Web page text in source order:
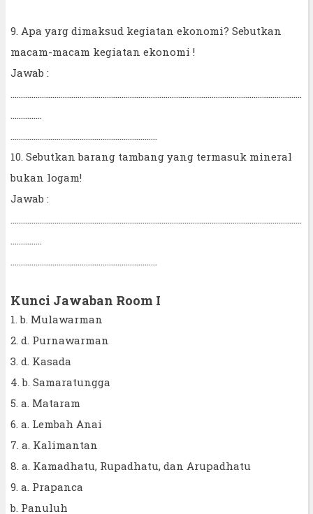
9. Apa yarg dimaksud kegiatan ekonomi? Sebutkan
macam-macam kegiatan ekonomi !
Jawab :
10. Sebutkan barang tambang yang termasuk mineral
bukan logam!
Jawab :
Kunci Jawaban Room I
1. b. Mulawarman
2. d. Purnawarman
3. d. Kasada
4. b. Samaratungga
5. a. Mataram
6. a. Lembah Anai
7. a. Kalimantan
8. a. Kamadhatu, Rupadhatu, dan Arupadhatu
9. a. Prapanca
b. Panuluh